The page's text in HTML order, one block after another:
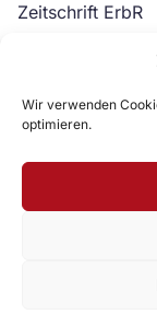
Wir verwenden
optimieren.
Zeitschrift ErbR